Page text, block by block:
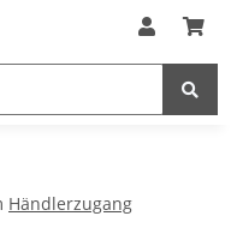
Händlerzugang